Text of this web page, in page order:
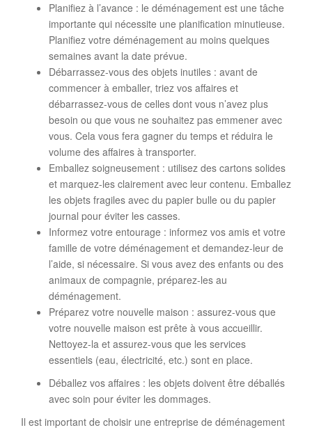
Planifiez à l’avance : le déménagement est une tâche
importante qui nécessite une planification minutieuse.
Planifiez votre déménagement au moins quelques
semaines avant la date prévue.
Débarrassez-vous des objets inutiles : avant de
commencer à emballer, triez vos affaires et
débarrassez-vous de celles dont vous n’avez plus
besoin ou que vous ne souhaitez pas emmener avec
vous. Cela vous fera gagner du temps et réduira le
volume des affaires à transporter.
Emballez soigneusement : utilisez des cartons solides
et marquez-les clairement avec leur contenu. Emballez
les objets fragiles avec du papier bulle ou du papier
journal pour éviter les casses.
Informez votre entourage : informez vos amis et votre
famille de votre déménagement et demandez-leur de
l’aide, si nécessaire. Si vous avez des enfants ou des
animaux de compagnie, préparez-les au
déménagement.
Préparez votre nouvelle maison : assurez-vous que
votre nouvelle maison est prête à vous accueillir.
Nettoyez-la et assurez-vous que les services
essentiels (eau, électricité, etc.) sont en place.
Déballez vos affaires : les objets doivent être déballés
avec soin pour éviter les dommages.
Il est important de choisir une entreprise de déménagement